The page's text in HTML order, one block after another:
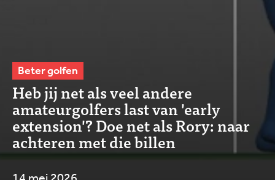
Beter golfen
Heb jij net als veel andere
amateurgolfers last van 'early
extension'? Doe net als Rory: naar
achteren met die billen